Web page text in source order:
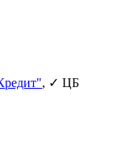
, ✓ ЦБ